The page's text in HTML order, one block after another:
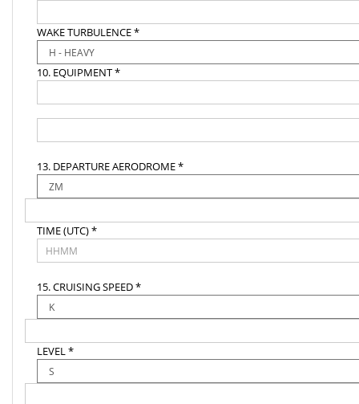
WAKE TURBULENCE *
10. EQUIPMENT *
13. DEPARTURE AERODROME *
TIME (UTC) *
15. CRUISING SPEED *
LEVEL *